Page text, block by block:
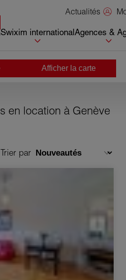
Actualités
Swixim internationalAgences &
Afficher la carte
/ Genève
en location à Genève
Trier par